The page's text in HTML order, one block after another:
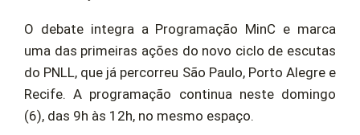
O debate integra a Programação MinC e marca
uma das primeiras ações do novo ciclo de escutas
do PNLL, que já percorreu São Paulo, Porto Alegre e
Recife. A programação continua neste domingo
(6), das 9h às 12h, no mesmo espaço.